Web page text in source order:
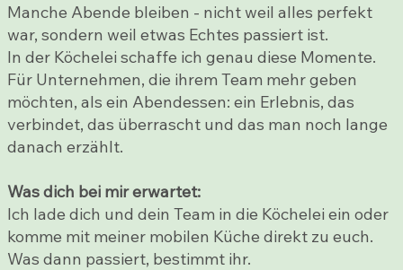
Manche Abende bleiben - nicht weil alles perfekt
war, sondern weil etwas Echtes passiert ist.
In der Köchelei schaffe ich genau diese Momente.
Für Unternehmen, die ihrem Team mehr geben
möchten, als ein Abendessen: ein Erlebnis, das
verbindet, das überrascht und das man noch lange
danach erzählt.
Was dich bei mir erwartet:
Ich lade dich und dein Team in die Köchelei ein oder
komme mit meiner mobilen Küche direkt zu euch.
Was dann passiert, bestimmt ihr.